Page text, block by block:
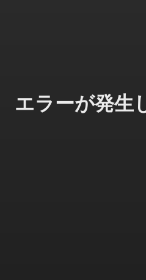
エラーが発生